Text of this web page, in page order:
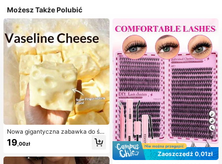
Możesz Także Polubić
Nowa gigantyczna zabawka do ści
skania w kształcie sera z nadzienie
m, kwadratowa piłka serowa do ści
a, powolne odbijanie, obudowa z T
19 ,00zł
7
Zaoszczędź 0,01zł